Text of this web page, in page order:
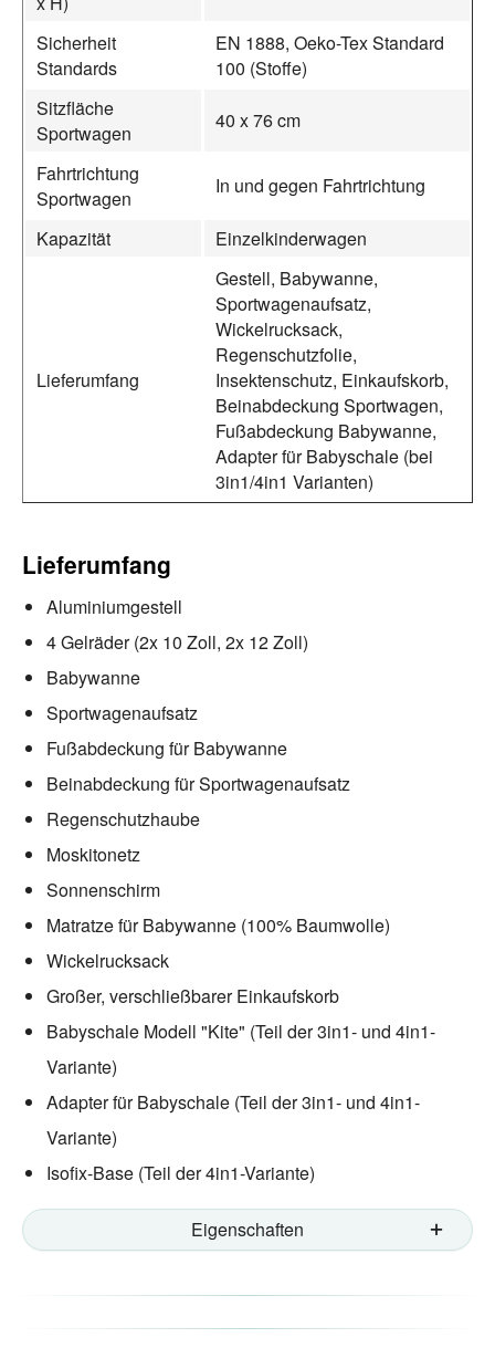
Sicherheit
Standards
EN 1888, Oeko-Tex Standard
100 (Stoffe)
Sitzfläche
Sportwagen
40 x 76 cm
Fahrtrichtung
Sportwagen
In und gegen Fahrtrichtung
Kapazität Einzelkinderwagen
Lieferumfang
Gestell, Babywanne,
Sportwagenaufsatz,
Wickelrucksack,
Regenschutzfolie,
Insektenschutz, Einkaufskorb,
Beinabdeckung Sportwagen,
Fußabdeckung Babywanne,
Adapter für Babyschale (bei
3in1/4in1 Varianten)
Lieferumfang
Aluminiumgestell
4 Gelräder (2x 10 Zoll, 2x 12 Zoll)
Babywanne
Sportwagenaufsatz
Fußabdeckung für Babywanne
Beinabdeckung für Sportwagenaufsatz
Regenschutzhaube
Moskitonetz
Sonnenschirm
Matratze für Babywanne (100% Baumwolle)
Wickelrucksack
Großer, verschließbarer Einkaufskorb
Babyschale Modell "Kite" (Teil der 3in1- und 4in1-
Variante)
Adapter für Babyschale (Teil der 3in1- und 4in1-
Variante)
Isofix-Base (Teil der 4in1-Variante)
Eigenschaften